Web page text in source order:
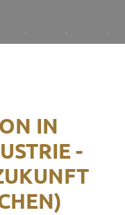
IN
-